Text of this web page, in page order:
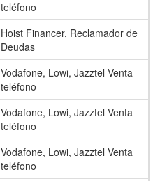
teléfono
Hoist Financer, Reclamador de
Deudas
Vodafone, Lowi, Jazztel Venta
teléfono
Vodafone, Lowi, Jazztel Venta
teléfono
Vodafone, Lowi, Jazztel Venta
teléfono